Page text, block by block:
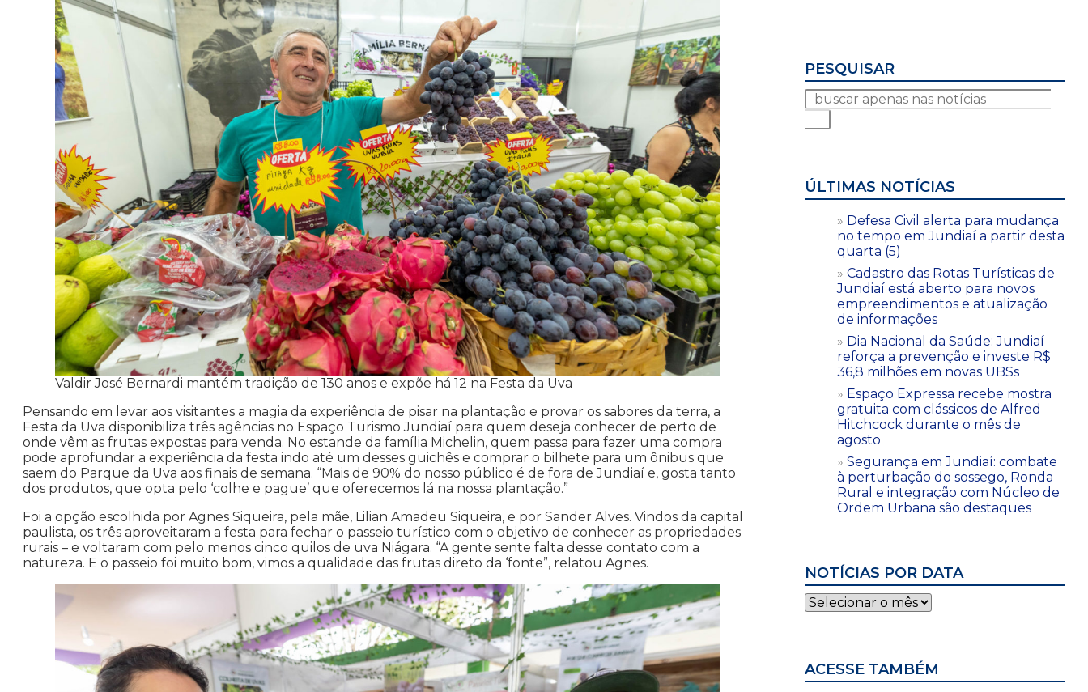
Valdir José Bernardi mantém tradição de 130 anos e expõe há 12 na Festa da Uva
Pensando em levar aos visitantes a magia da experiência de pisar na plantação e provar os sabores da terra, a
Festa da Uva disponibiliza três agências no Espaço Turismo Jundiaí para quem deseja conhecer de perto de
onde vêm as frutas expostas para venda. No estande da família Michelin, quem passa para fazer uma compra
pode aprofundar a experiência da festa indo até um desses guichês e comprar o bilhete para um ônibus que
saem do Parque da Uva aos finais de semana. “Mais de 90% do nosso público é de fora de Jundiaí e, gosta tanto
dos produtos, que opta pelo ‘colhe e pague’ que oferecemos lá na nossa plantação.”
Foi a opção escolhida por Agnes Siqueira, pela mãe, Lilian Amadeu Siqueira, e por Sander Alves. Vindos da capital
paulista, os três aproveitaram a festa para fechar o passeio turístico com o objetivo de conhecer as propriedades
rurais – e voltaram com pelo menos cinco quilos de uva Niágara. “A gente sente falta desse contato com a
natureza. E o passeio foi muito bom, vimos a qualidade das frutas direto da ‘fonte”, relatou Agnes.
PESQUISAR
ÚLTIMAS NOTÍCIAS
Defesa Civil alerta para mudança
no tempo em Jundiaí a partir desta
quarta (5)
Cadastro das Rotas Turísticas de
Jundiaí está aberto para novos
empreendimentos e atualização
de informações
Dia Nacional da Saúde: Jundiaí
reforça a prevenção e investe R$
36,8 milhões em novas UBSs
Espaço Expressa recebe mostra
gratuita com clássicos de Alfred
Hitchcock durante o mês de
agosto
Segurança em Jundiaí: combate
à perturbação do sossego, Ronda
Rural e integração com Núcleo de
Ordem Urbana são destaques
NOTÍCIAS POR DATA
Notícias
por
ACESSE TAMBÉM